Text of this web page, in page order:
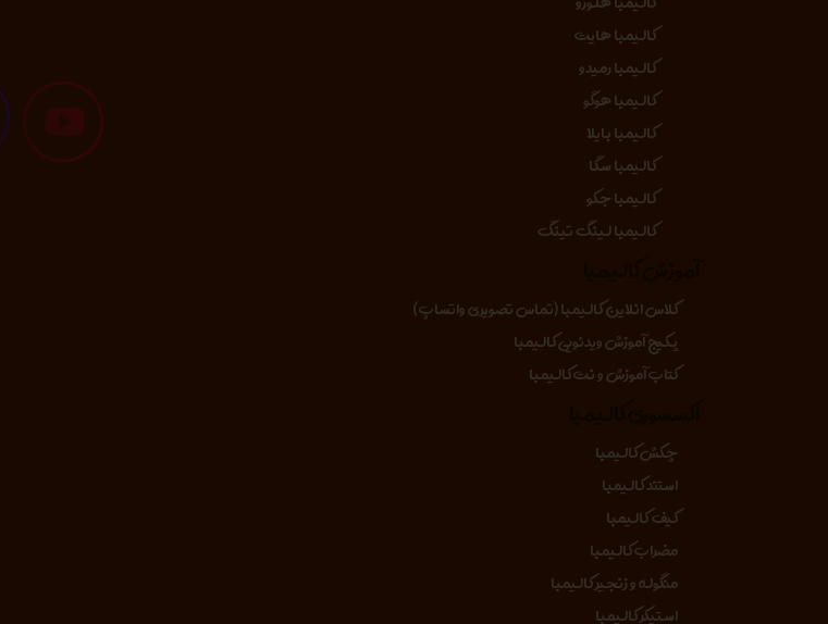
کالیمبا هایت
کالیمبا رمیدو
کالیمبا هوگو
کالیمبا بایلا
کالیمبا سگا
کالیمبا جکو
کالیمبا لینگ تینگ
کلاس انلاین کالیمبا (تماس تصویری واتساپ)
پکیج آموزش ویدئویی کالیمبا
کتاب آموزش و نت کالیمبا
چکش کالیمبا
استند کالیمبا
کیف کالیمبا
مضراب کالیمبا
منگوله و زنجیر کالیمبا
استیکر کالیمبا